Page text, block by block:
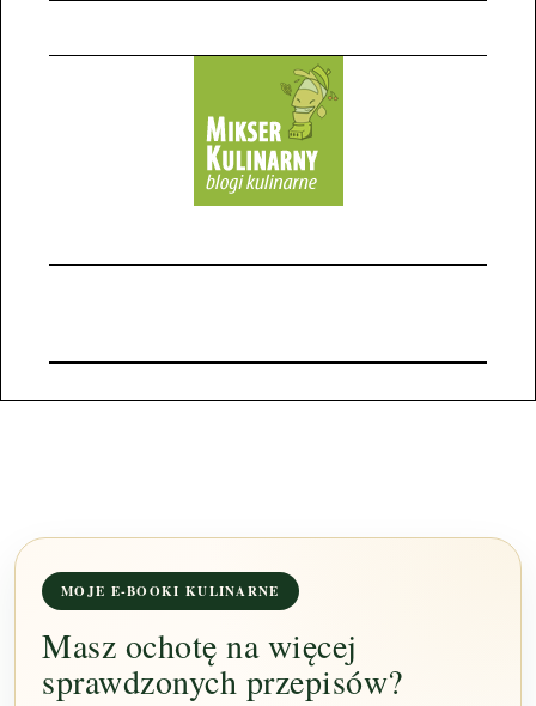
MOJE E-BOOKI KULINARNE
Masz ochotę na więcej
sprawdzonych przepisów?